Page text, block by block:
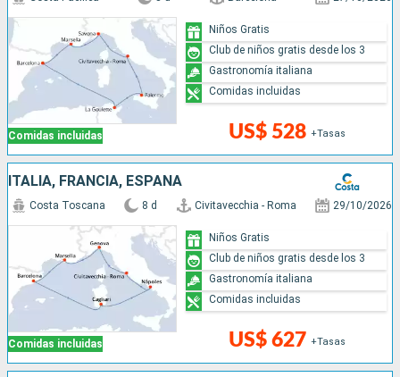
Comidas incluidas US$ 528 +Tasas
Niños Gratis
Club de niños gratis desde los 3
Gastronomía italiana
Comidas incluidas
ITALIA, FRANCIA, ESPAÑA
Comidas incluidas
Costa Toscana 8 d Civitavecchia - Roma 29/10/2026
US$ 627 +Tasas
Niños Gratis
Club de niños gratis desde los 3
Gastronomía italiana
Comidas incluidas